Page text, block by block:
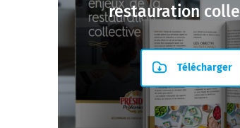
restauration
Télécharger